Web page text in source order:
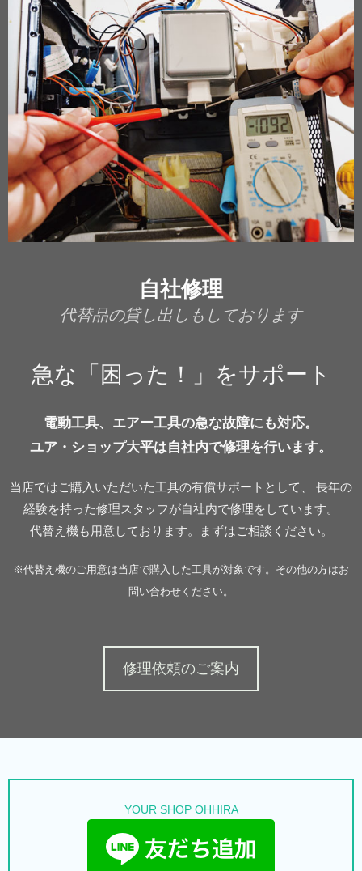
自社修理
代替品の貸し出しもしております
急な「困った！」をサポート
電動工具、エアー工具の急な故障にも対応。
ユア・ショップ大平は自社内で修理を行います。
当店ではご購入いただいた工具の有償サポートとして、 長年の
経験を持った修理スタッフが自社内で修理をしています。
代替え機も用意しております。まずはご相談ください。
※代替え機のご用意は当店で購入した工具が対象です。その他の方はお
問い合わせください。
修理依頼のご案内
YOUR SHOP OHHIRA